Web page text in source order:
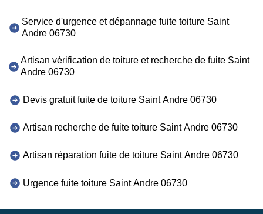
Service d'urgence et dépannage fuite toiture Saint
Andre 06730
Artisan vérification de toiture et recherche de fuite Saint
Andre 06730
Devis gratuit fuite de toiture Saint Andre 06730
Artisan recherche de fuite toiture Saint Andre 06730
Artisan réparation fuite de toiture Saint Andre 06730
Urgence fuite toiture Saint Andre 06730